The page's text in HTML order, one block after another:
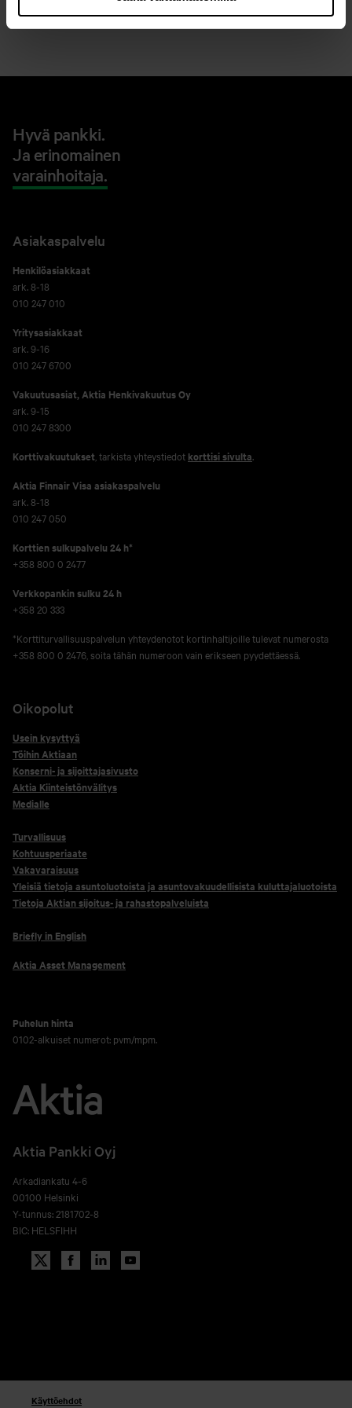
Lähetä viesti verkkopankissa
Hyvä pankki.
Ja erinomainen
varainhoitaja.
Asiakaspalvelu
Henkilöasiakkaat
ark. 8-18
010 247 010
Yritysasiakkaat
ark. 9-16
010 247 6700
Vakuutusasiat, Aktia Henkivakuutus Oy
ark. 9-15
010 247 8300
Korttivakuutukset , tarkista yhteystiedot korttisi sivulta.
Aktia Finnair Visa asiakaspalvelu
ark. 8-18
010 247 050
Korttien sulkupalvelu 24 h*
+358 800 0 2477
Verkko­pankin sulku 24 h
+358 20 333
*Korttiturvallisuuspalvelun yhteydenotot kortinhaltijoille tulevat numerosta
+358 800 0 2476, soita tähän numeroon vain erikseen pyydettäessä.
Oikopolut
Usein kysyttyä
Töihin Aktiaan
Konserni- ja sijoittajasivusto
Aktia Kiinteistönvälitys
Medialle
Turvallisuus
Kohtuusperiaate
Vakavaraisuus
Yleisiä tietoja asuntoluotoista ja asuntovakuudellisista kuluttajaluotoista
Tietoja Aktian sijoitus- ja rahastopalveluista
Briefly in English
Aktia Asset Management
Puhelun hinta
0102-alkuiset numerot: pvm/mpm.
Aktia Pankki Oyj
Arkadiankatu 4-6
00100 Helsinki
Y-tunnus: 2181702-8
BIC: HELSFIHH
Käyttöehdot